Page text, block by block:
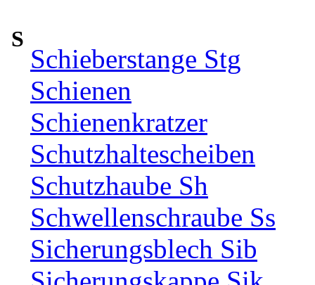
S
Schieberstange Stg
Schienen
Schienenkratzer
Schutzhaltescheiben
Schutzhaube Sh
Schwellenschraube Ss
Sicherungsblech Sib